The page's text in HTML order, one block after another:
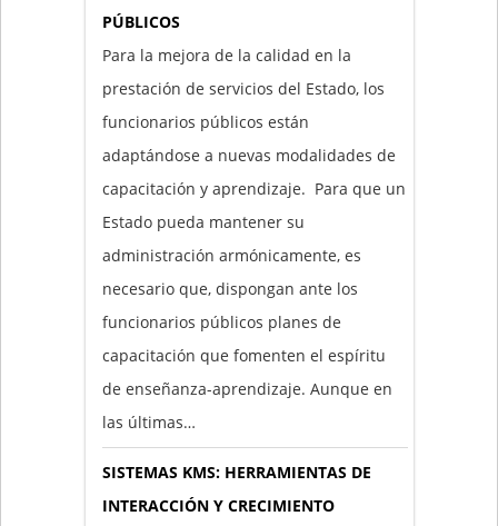
PÚBLICOS
Para la mejora de la calidad en la
prestación de servicios del Estado, los
funcionarios públicos están
adaptándose a nuevas modalidades de
capacitación y aprendizaje. Para que un
Estado pueda mantener su
administración armónicamente, es
necesario que, dispongan ante los
funcionarios públicos planes de
capacitación que fomenten el espíritu
de enseñanza-aprendizaje. Aunque en
las últimas…
SISTEMAS KMS: HERRAMIENTAS DE
INTERACCIÓN Y CRECIMIENTO